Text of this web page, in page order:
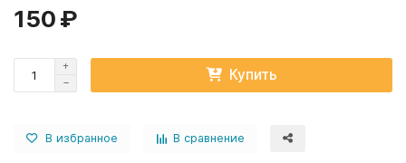
150 ₽
Купить
В избранное В сравнение